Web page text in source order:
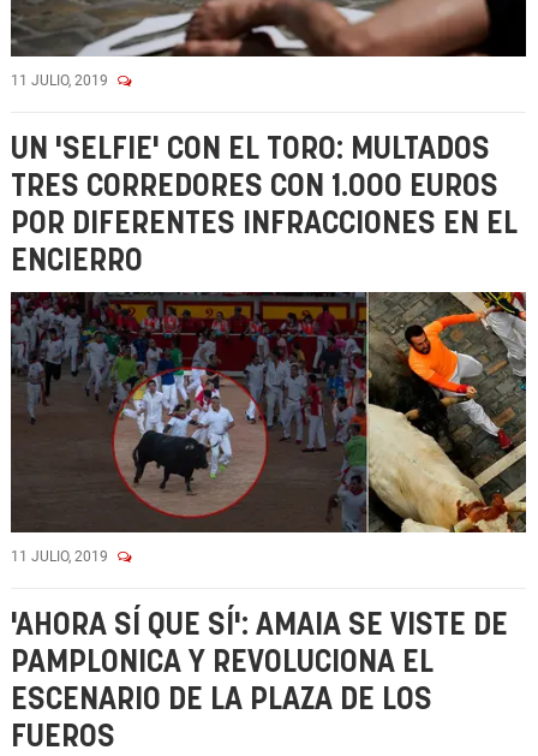
11 JULIO, 2019
UN 'SELFIE' CON EL TORO: MULTADOS
TRES CORREDORES CON 1.000 EUROS
POR DIFERENTES INFRACCIONES EN EL
ENCIERRO
11 JULIO, 2019
'AHORA SÍ QUE SÍ': AMAIA SE VISTE DE
PAMPLONICA Y REVOLUCIONA EL
ESCENARIO DE LA PLAZA DE LOS
FUEROS